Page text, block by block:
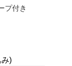
プ付き
)